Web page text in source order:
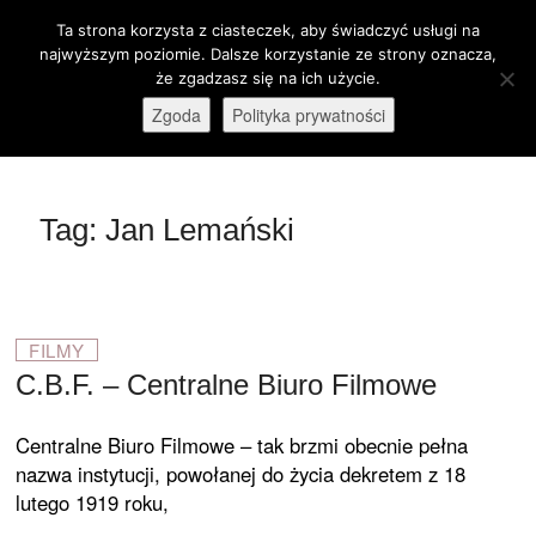
Otwórz pasek narzędzi
stare-kino.pl
ZAPRASZAMY
M
e
B
Tag:Jan Lemański
FILMY
C.B.F. – Centralne Biuro Filmowe
Centralne Biuro Filmowe – tak brzmi obec­nie pełna
nazwa instytucji, powołanej do życia dekretem z 18
lutego 1919 roku,
Ta strona korzysta z ciasteczek, aby świadczyć usługi na
najwyższym poziomie. Dalsze korzystanie ze strony oznacza,
że zgadzasz się na ich użycie.
Zgoda Polityka prywatności